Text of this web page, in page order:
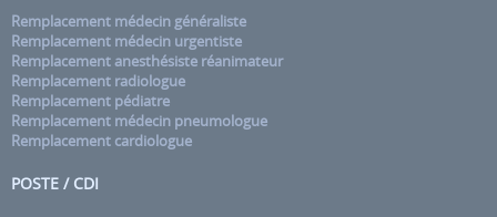
Remplacement médecin généraliste
Remplacement médecin urgentiste
Remplacement anesthésiste réanimateur
Remplacement radiologue
Remplacement pédiatre
Remplacement médecin pneumologue
Remplacement cardiologue
POSTE / CDI